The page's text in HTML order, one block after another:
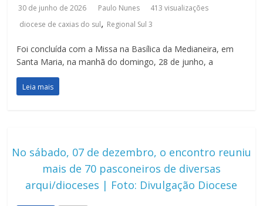
30 de junho de 2026 Paulo Nunes
413 visualizações
diocese de caxias do sul, Regional Sul 3
Foi concluída com a Missa na Basílica da Medianeira, em
Santa Maria, na manhã do domingo, 28 de junho, a
Leia mais
No sábado, 07 de dezembro, o encontro reuniu
mais de 70 pasconeiros de diversas
arqui/dioceses | Foto: Divulgação Diocese